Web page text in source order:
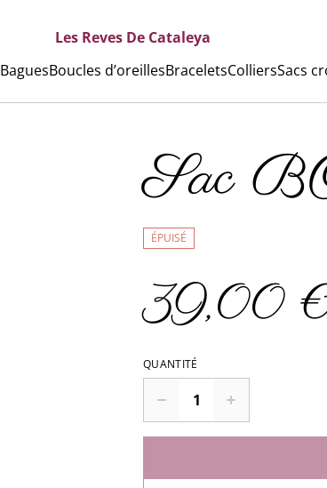
Les Reves De Cataleya
BaguesBoucles d’oreillesBraceletsColliersSacs
Sac
ÉPUISÉ
39,00
QUANTITÉ